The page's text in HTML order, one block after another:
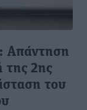
Απάντηση
της 2ης
του